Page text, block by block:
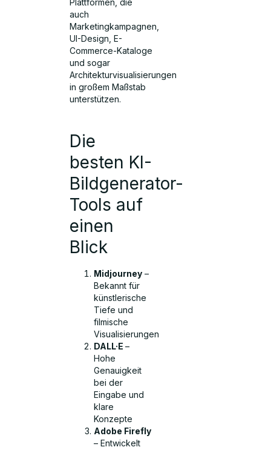
Plattformen, die
auch
Marketingkampagnen,
UI-Design, E-
Commerce-Kataloge
und sogar
Architekturvisualisierungen
in großem Maßstab
unterstützen.
Die
besten KI-
Bildgenerator-
Tools auf
einen
Blick
Midjourney –
Bekannt für
künstlerische
Tiefe und
filmische
Visualisierungen
DALL·E–
Hohe
Genauigkeit
bei der
Eingabe und
klare
Konzepte
Adobe Firefly
– Entwickelt